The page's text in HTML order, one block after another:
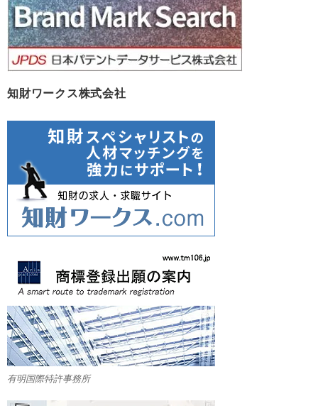
知財ワークス株式会社
有明国際特許事務所